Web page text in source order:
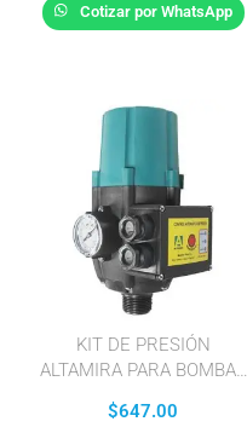
DE VELOCIDAD
Cotizar por WhatsApp
KIT DE PRESIÓN
ALTAMIRA PARA BOMBAS
ROSCA DE 1″ NPT MACHO
$647.00